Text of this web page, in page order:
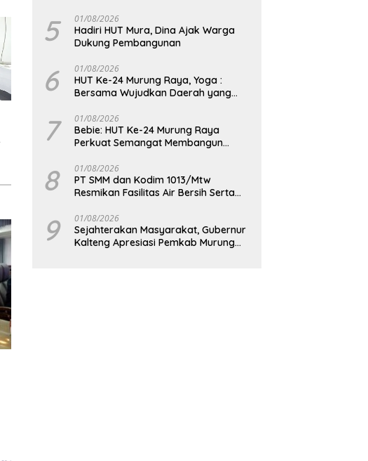
yang Lebih Besar
5 01/08/2026
Hadiri HUT Mura, Dina Ajak Warga
Dukung Pembangunan
6 01/08/2026
HUT Ke-24 Murung Raya, Yoga :
Bersama Wujudkan Daerah yang
7 01/08/2026
Bebie: HUT Ke-24 Murung Raya
Perkuat Semangat Membangun
8 01/08/2026
PT SMM dan Kodim 1013/Mtw
Resmikan Fasilitas Air Bersih Serta
Masyarakat
9 01/08/2026
Sejahterakan Masyarakat, Gubernur
Kalteng Apresiasi Pemkab Murung